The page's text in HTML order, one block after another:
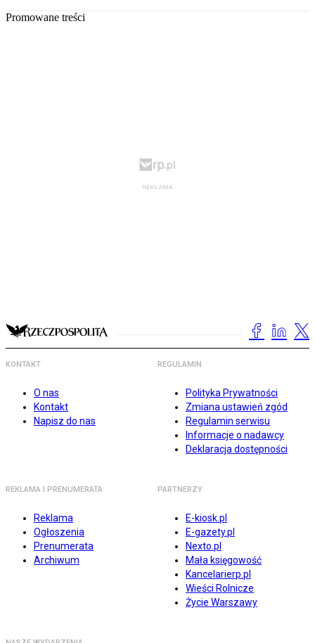
Promowane treści
KONTAKT
O nas
Kontakt
Napisz do nas
REGULAMIN
Polityka Prywatności
Zmiana ustawień zgód
Regulamin serwisu
Informacje o nadawcy
Deklaracja dostępności
REKLAMA I PRENUMERATA
Reklama
Ogłoszenia
Prenumerata
Archiwum
PARTNERZY
E-kiosk.pl
E-gazety.pl
Nexto.pl
Mała księgowość
Kancelarierp.pl
Wieści Rolnicze
Życie Warszawy